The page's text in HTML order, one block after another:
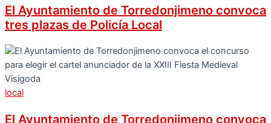
El Ayuntamiento de Torredonjimeno convoca
tres plazas de Policía Local
local
El Ayuntamiento de Torredonjimeno convoca